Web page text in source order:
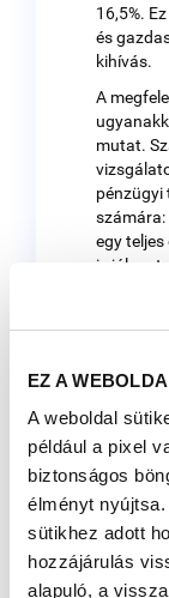
EZ A
A weboldal
például a pixel
biztonságos
élményt
sütikhez adott
hozzájárulás
alapuló, a
16,5%.
és
kihívás.
A
mutat.
pénzügyi
számára:
egy
is jól
kihívás.
Nem
A
biológiai
a